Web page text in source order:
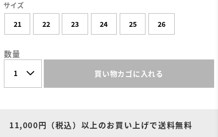
サイズ
21
22 23 24 25 26
数量
買い物カゴに入れる
11,000円（税込）以上のお買い上げで送料無料